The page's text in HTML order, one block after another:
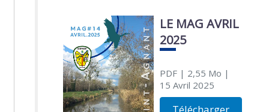
LE MAG AVRIL
2025
PDF| 2,55 Mo |
15 Avril 2025